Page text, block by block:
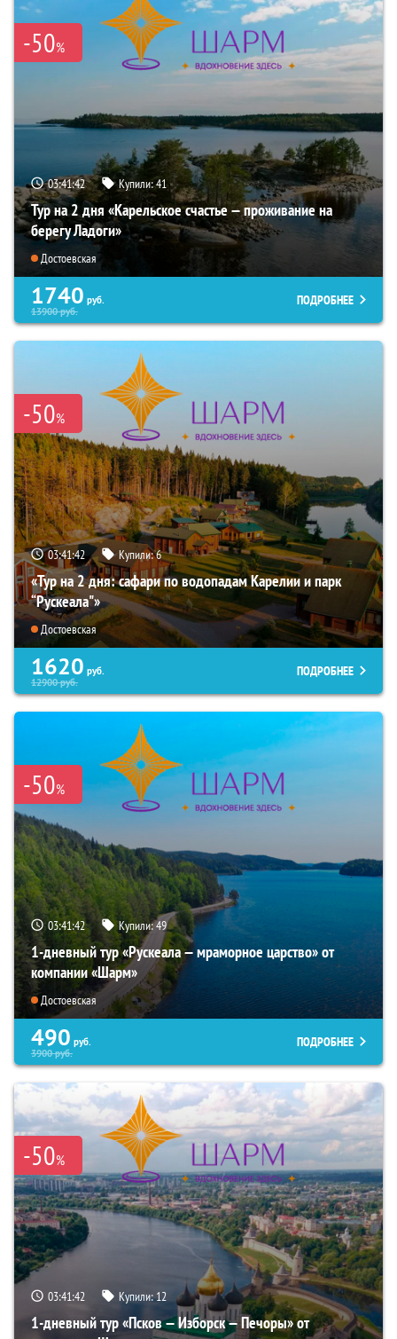
-50%
03:41:40 Купили:41
Тур на 2 дня «Карельское счастье — проживание на
берегу Ладоги»
Достоевская
1740 руб.
13900руб.
ПОДРОБНЕЕ
-50%
03:41:40 Купили:6
«Тур на 2 дня: сафари по водопадам Карелии и парк
“Рускеала"»
Достоевская
1620 руб.
12900руб.
ПОДРОБНЕЕ
-50%
03:41:40 Купили:49
1-дневный тур «Рускеала — мраморное царство» от
компании «Шарм»
Достоевская
490 руб.
3900руб.
ПОДРОБНЕЕ
-50%
03:41:40 Купили:12
1-дневный тур «Псков — Изборск — Печоры» от